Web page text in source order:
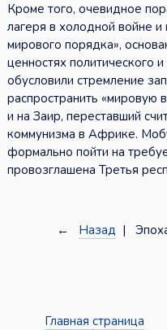
Кроме того, очевидное
лагеря в холодной войне
мирового порядка»,
ценностях политического
обусловили стремление
распространить «мировую
и на Заир, переставший
коммунизма в Африке.
формально пойти на
провозглашена Третья
← Назад |
Главная страница